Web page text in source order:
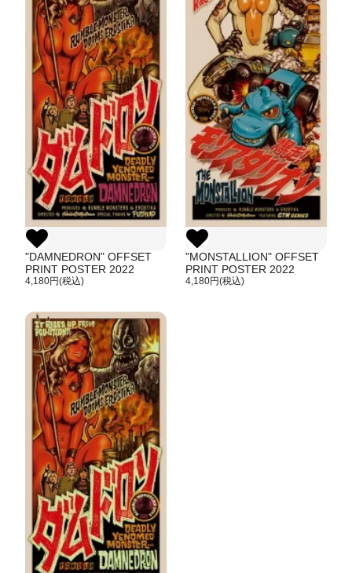
"DAMNEDRON" OFFSET
PRINT POSTER 2022
4,180円(税込)
"MONSTALLION" OFFSET
PRINT POSTER 2022
4,180円(税込)